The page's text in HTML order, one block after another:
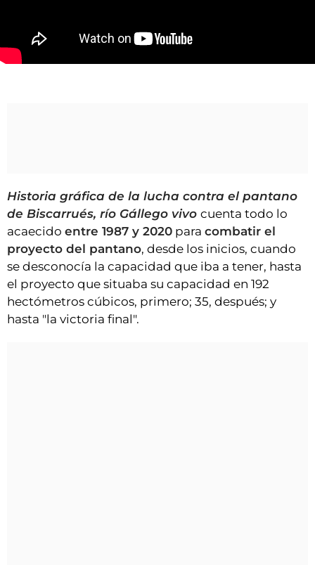
FIESTAS EN EL ALTO ARAGÓN
ESQUELAS
CLUB DEL AMIGO MILITANTE
INICIAR SESIÓN
Historia gráfica de la lucha contra el pantano
de Biscarrués, río Gállego vivo cuenta todo lo
acaecido entre 1987 y 2020 para combatir el
proyecto del pantano, desde los inicios, cuando
se desconocía la capacidad que iba a tener, hasta
el proyecto que situaba su capacidad en 192
hectómetros cúbicos, primero; 35, después; y
hasta "la victoria final".